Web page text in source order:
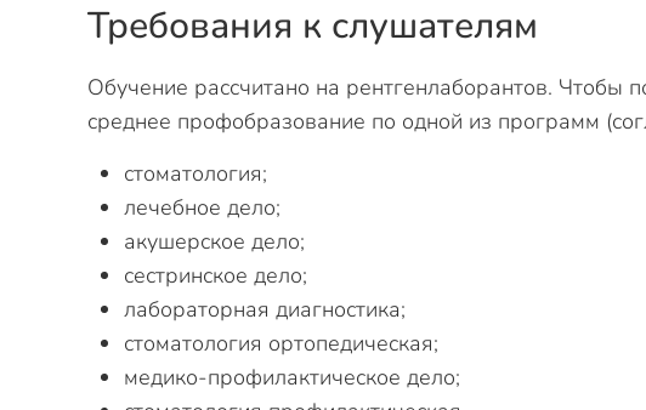
Требования к слушателям
Обучение рассчитано на рентгенлаборантов. Чтобы
среднее профобразование по одной из программ
стоматология;
лечебное дело;
акушерское дело;
сестринское дело;
лабораторная диагностика;
стоматология ортопедическая;
медико-профилактическое дело;